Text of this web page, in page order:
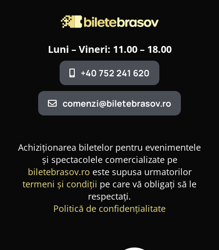
Luni – Vineri: 11.00 – 18.00
+40 752 241 620
comenzi@biletebrasov.ro
Achiziționarea biletelor pentru evenimentele
și spectacolele comercializate pe
biletebrasov.ro este supusa urmatorilor
termeni și condiții pe care vă obligați să le
respectați.
Politică de confidențialitate